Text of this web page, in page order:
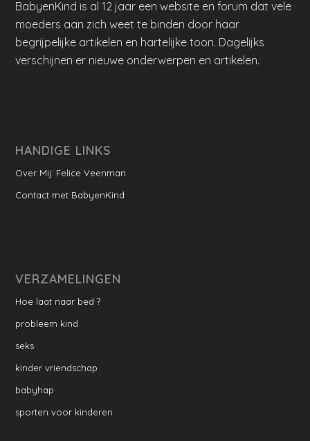
BabyenKind is al 12 jaar een website en forum dat vele
moeders aan zich weet te binden door haar
begrijpelijke artikelen en hartelijke toon. Dagelijks
verschijnen er nieuwe onderwerpen en artikelen.
HANDIGE LINKS
Over Mij: Felice Veenman
Contact met BabyenKind
VERZAMELINGEN
Hoe laat naar bed ?
probleem kind
seks
kinder vriendschap
babyhap
sporten voor kinderen